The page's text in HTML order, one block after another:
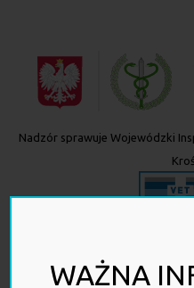
Nadzór sprawuje Wojewódzki
Kliknij, żeby sprawdzić, czy ta
WAŻNA